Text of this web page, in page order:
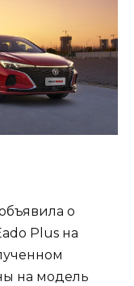
о
Plus на
на модель